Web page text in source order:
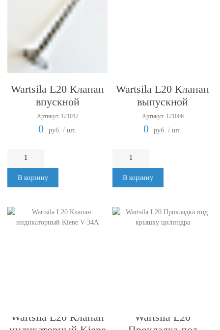
Wartsila L20 Клапан
впускной
Артикул: 121012
0 руб. / шт.
В корзину
Wartsila L20 Клапан
выпускной
Артикул: 121006
0 руб. / шт.
В корзину
Wartsila L20 Клапан
Wartsila L20